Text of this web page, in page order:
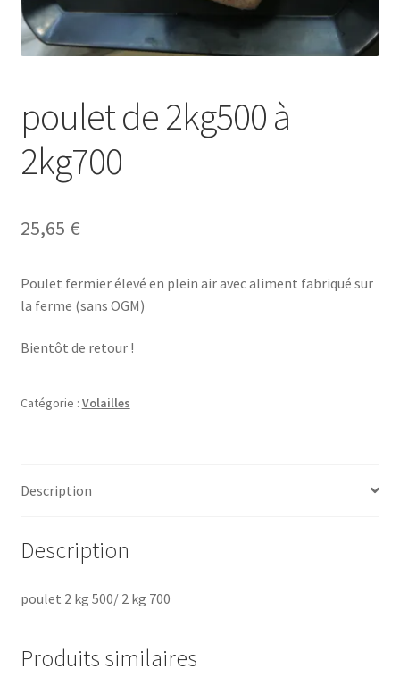
poulet de 2kg500 à
2kg700
25,65 €
Poulet fermier élevé en plein air avec aliment fabriqué sur
la ferme (sans OGM)
Bientôt de retour !
Catégorie : Volailles
Description
Description
poulet 2 kg 500/ 2 kg 700
Produits similaires